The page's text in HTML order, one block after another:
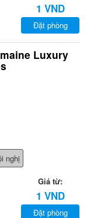
1 VND
Đặt phòng
Luxury
nghị
Giá từ:
1 VND
Đặt phòng